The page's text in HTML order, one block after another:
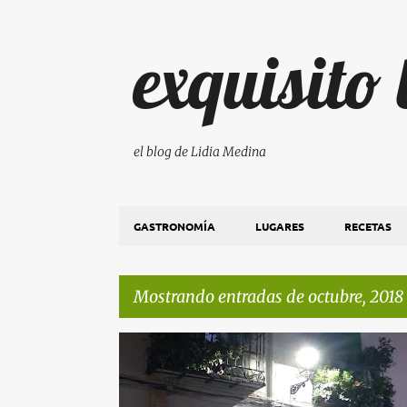
exquisito
el blog de Lidia Medina
GASTRONOMÍA LUGARES RECETAS
Mostrando entradas de octubre, 2018
n
LUGARES